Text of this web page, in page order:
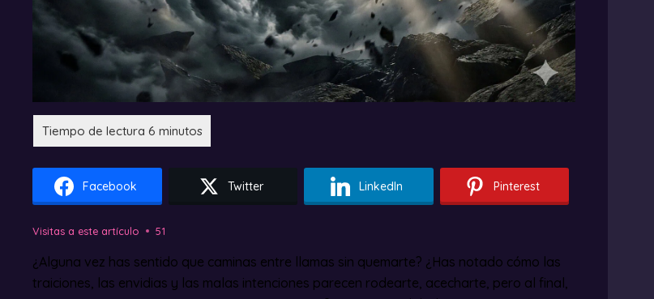
Facebook Twitter LinkedIn Pinterest
Visitas a este artículo 51
¿Alguna vez has sentido que caminas entre llamas sin quemarte? ¿Has notado cómo las
traiciones, las envidias y las malas intenciones parecen rodearte, acecharte, pero al final,